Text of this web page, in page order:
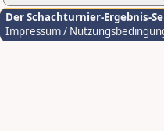
Der Schachturnier-Ergebnis-
Impressum /